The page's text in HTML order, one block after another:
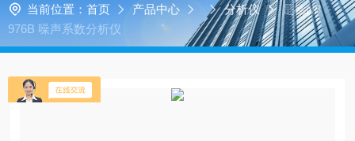
当前位置： 首页 产品中心 分析仪
是德N8
976B 噪声系数分析仪